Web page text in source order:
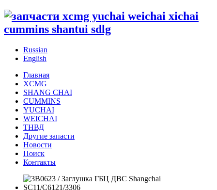
Russian
English
Главная
XCMG
SHANG CHAI
CUMMINS
YUCHAI
WEICHAI
ТНВД
Другие запасти
Новости
Поиск
Контакты